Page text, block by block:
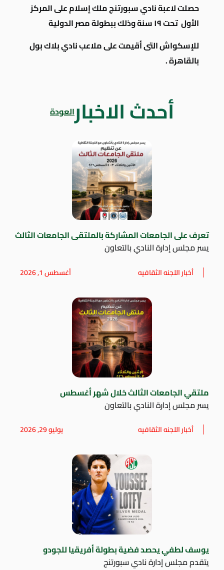
حصلت لاعبة نادي سبورتنج ملك إسلام على المركز
الأول تحت ١٩ سنة وذلك ببطولة مصر الدولية
للإسكواش التى أقيمت على ملاعب نادي بلاك بول
بالقاهرة .
أحدث الاخبارالعودة
تعرف على الجامعات المشاركة بالملتقى الجامعات الثالث
يسر مجلس إدارة النادي بالتعاون
أخبار اللجنه الثقافيه أغسطس 1, 2026
ملتقي الجامعات الثالث خلال شهر أغسطس
يسر مجلس إدارة النادي بالتعاون
أخبار اللجنه الثقافيه يوليو 29, 2026
يوسف لطفي يحصد فضية بطولة أفريقيا للجودو
يتقدم مجلس إدارة نادي سبورتنج